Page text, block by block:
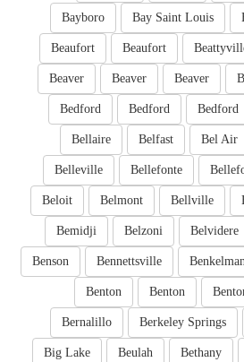
Bay Saint Louis
Bayboro
Beaufort
Beaufort
Beaver
Beaver
Beaver
Bedford
Bedford
Bedford
Bel Air
Belfast
Bellaire
Bellefonte
Belleville
Bellville
Belmont
Beloit
Belvidere
Belzoni
Bemidji
Bennettsville
Benson
Benton
Benton
Berkeley Springs
Bernalillo
Bethany
Beulah
Big Lake